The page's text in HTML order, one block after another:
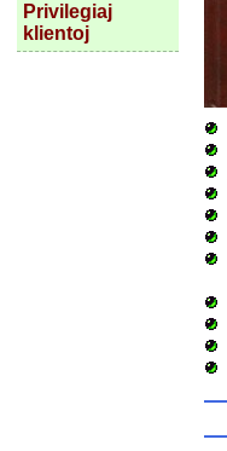
Privilegiaj
klientoj